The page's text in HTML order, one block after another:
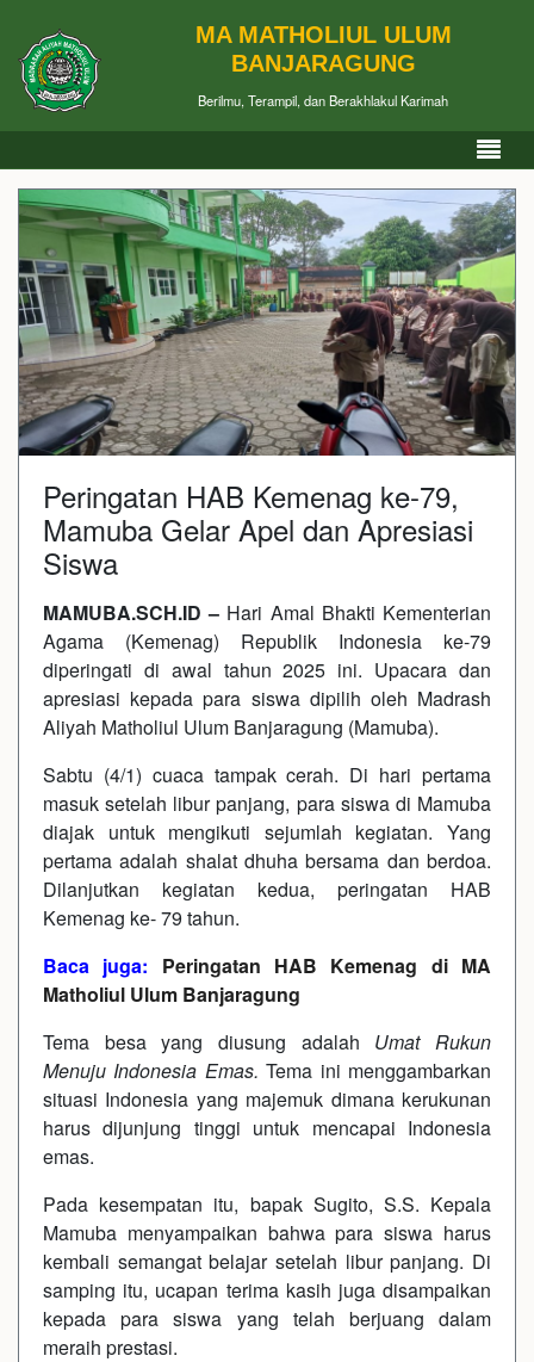
MA MATHOLIUL ULUM
BANJARAGUNG
Berilmu, Terampil, dan Berakhlakul Karimah
Peringatan HAB Kemenag ke-79,
Mamuba Gelar Apel dan Apresiasi
Siswa
MAMUBA.SCH.ID – Hari Amal Bhakti Kementerian
Agama (Kemenag) Republik Indonesia ke-79
diperingati di awal tahun 2025 ini. Upacara dan
apresiasi kepada para siswa dipilih oleh Madrash
Aliyah Matholiul Ulum Banjaragung (Mamuba).
Sabtu (4/1) cuaca tampak cerah. Di hari pertama
masuk setelah libur panjang, para siswa di Mamuba
diajak untuk mengikuti sejumlah kegiatan. Yang
pertama adalah shalat dhuha bersama dan berdoa.
Dilanjutkan kegiatan kedua, peringatan HAB
Kemenag ke- 79 tahun.
Baca juga: Peringatan HAB Kemenag di MA
Matholiul Ulum Banjaragung
Tema besa yang diusung adalah Umat Rukun
Menuju Indonesia Emas. Tema ini menggambarkan
situasi Indonesia yang majemuk dimana kerukunan
harus dijunjung tinggi untuk mencapai Indonesia
emas.
Pada kesempatan itu, bapak Sugito, S.S. Kepala
Mamuba menyampaikan bahwa para siswa harus
kembali semangat belajar setelah libur panjang. Di
samping itu, ucapan terima kasih juga disampaikan
kepada para siswa yang telah berjuang dalam
meraih prestasi.